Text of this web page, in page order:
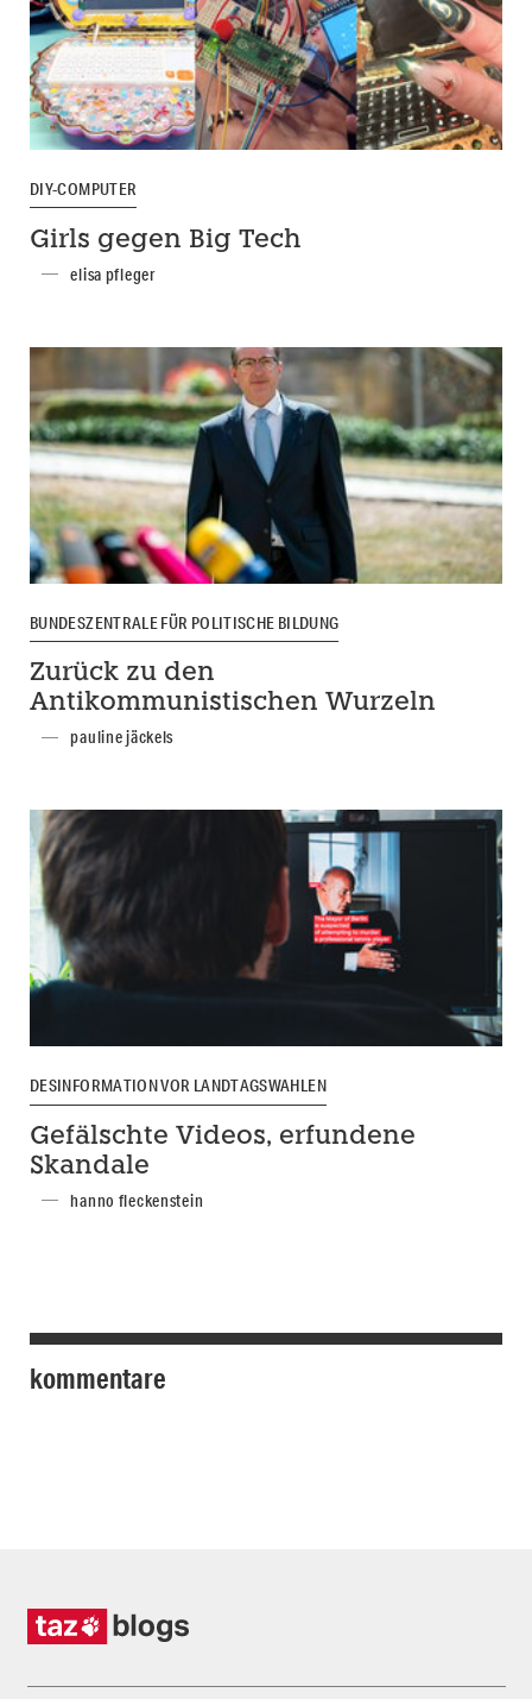
DIY-COMPUTER
Girls gegen Big Tech
elisa pfleger
BUNDESZENTRALE FÜR POLITISCHE BILDUNG
Zurück zu den
Antikommunistischen Wurzeln
pauline jäckels
DESINFORMATION VOR LANDTAGSWAHLEN
Gefälschte Videos, erfundene
Skandale
hanno fleckenstein
kommentare